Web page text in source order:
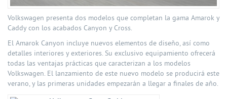
Volkswagen presenta dos modelos que completan la gama Amarok y
Caddy con los acabados Canyon y Cross.
El Amarok Canyon incluye nuevos elementos de diseño, así como
detalles interiores y exteriores. Su exclusivo equipamiento ofrecerá
todas las ventajas prácticas que caracterizan a los modelos
Volkswagen. El lanzamiento de este nuevo modelo se producirá este
verano, y las primeras unidades empezarán a llegar a finales de año.